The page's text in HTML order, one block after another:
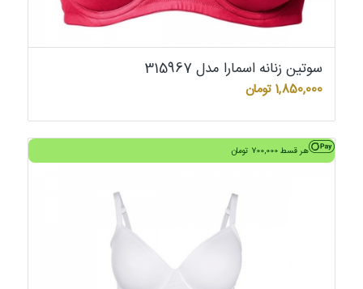
سوتین زنانه اسمارا مدل 315967
1,850,000 تومان
هر قسط700,000 تومان